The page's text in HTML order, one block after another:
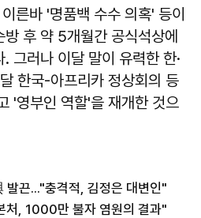
른바 '명품백 수수 의혹' 등이
후 약 5개월간 공식석상에
그러나 이달 말이 유력한 한·
한국-아프리카 정상회의 등
'영부인 역할'을 재개한 것으
발끈..."충격적, 김정은 대변인"
처, 1000만 불자 염원의 결과"